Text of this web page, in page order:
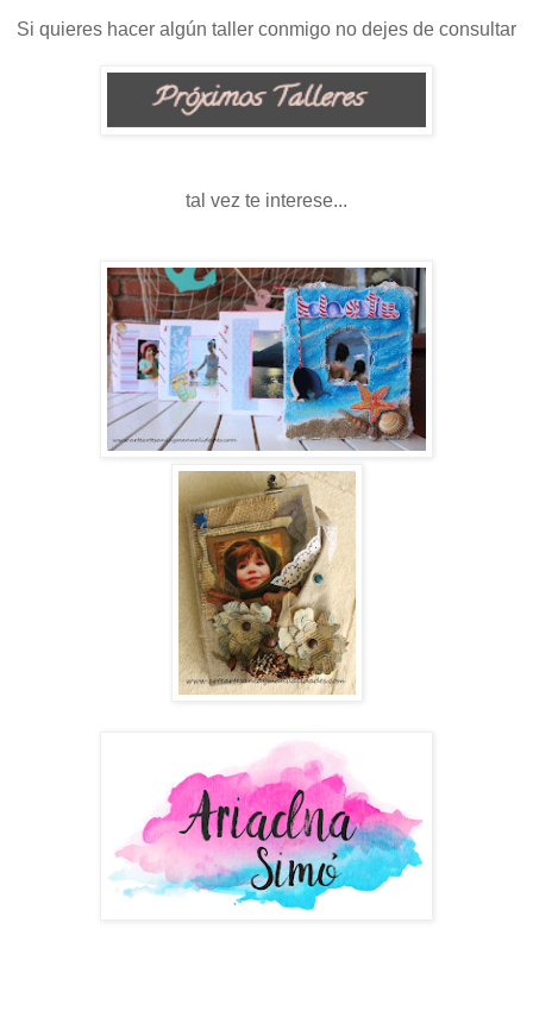
Si quieres hacer algún taller conmigo no dejes de consultar
tal vez te interese...